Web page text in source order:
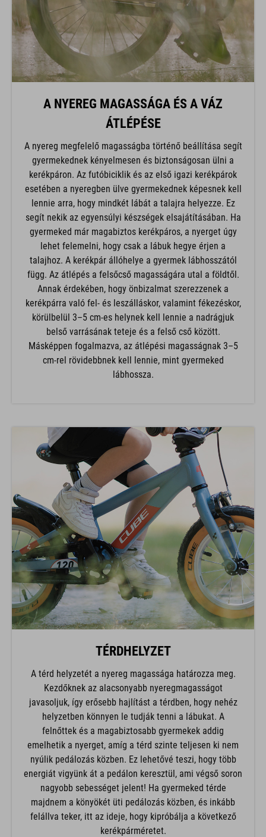
A NYEREG MAGASSÁGA ÉS A VÁZ
ÁTLÉPÉSE
A nyereg megfelelő magasságba történő beállítása segít
gyermekednek kényelmesen és biztonságosan ülni a
kerékpáron. Az futóbiciklik és az első igazi kerékpárok
esetében a nyeregben ülve gyermekednek képesnek kell
lennie arra, hogy mindkét lábát a talajra helyezze. Ez
segít nekik az egyensúlyi készségek elsajátításában. Ha
gyermeked már magabiztos kerékpáros, a nyerget úgy
lehet felemelni, hogy csak a lábuk hegye érjen a
talajhoz. A kerékpár állóhelye a gyermek lábhosszától
függ. Az átlépés a felsőcső magasságára utal a földtől.
Annak érdekében, hogy önbizalmat szerezzenek a
kerékpárra való fel- és leszálláskor, valamint fékezéskor,
körülbelül 3–5 cm-es helynek kell lennie a nadrágjuk
belső varrásának teteje és a felső cső között.
Másképpen fogalmazva, az átlépési magasságnak 3–5
cm-rel rövidebbnek kell lennie, mint gyermeked
lábhossza.
TÉRDHELYZET
A térd helyzetét a nyereg magassága határozza meg.
Kezdőknek az alacsonyabb nyeregmagasságot
javasoljuk, így erősebb hajlítást a térdben, hogy nehéz
helyzetben könnyen le tudják tenni a lábukat. A
felnőttek és a magabiztosabb gyermekek addig
emelhetik a nyerget, amíg a térd szinte teljesen ki nem
nyúlik pedálozás közben. Ez lehetővé teszi, hogy több
energiát vigyünk át a pedálon keresztül, ami végső soron
nagyobb sebességet jelent! Ha gyermeked térde
majdnem a könyökét üti pedálozás közben, és inkább
felállva teker, itt az ideje, hogy kipróbálja a következő
kerékpárméretet.